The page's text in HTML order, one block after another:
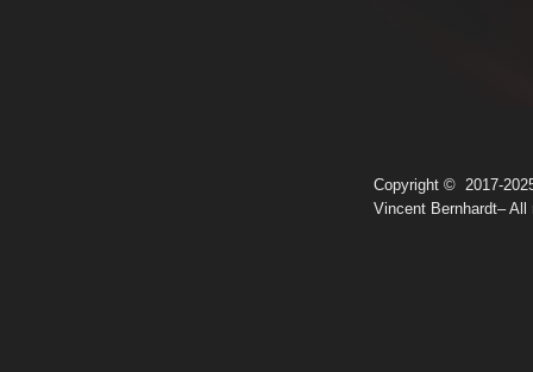
Copyright © 2017-
Vincent Bernhardt– All